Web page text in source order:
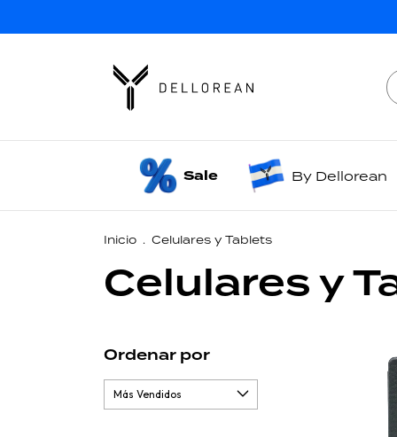
Sale By Dellorean
Inicio . Celulares y Tablets
Celulares y
Ordenar por